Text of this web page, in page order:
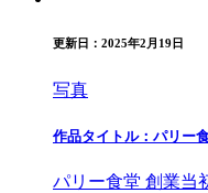
更新日： 2025年2月19日
写真
作品タイトル：パリー
パリー食堂 創業当